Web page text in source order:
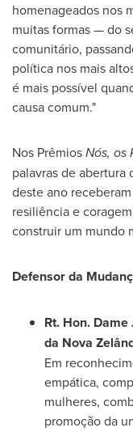
homenageados nos
muitas formas — do
comunitário,
política nos mais
é mais possível
causa comum."
Nos PrêmiosNós, os
palavras de abertura
deste ano
resiliência e
construir um mundo
Defensor da
Rt. Hon. Dame
da Nova
Em
empática,
mulheres,
promoção da